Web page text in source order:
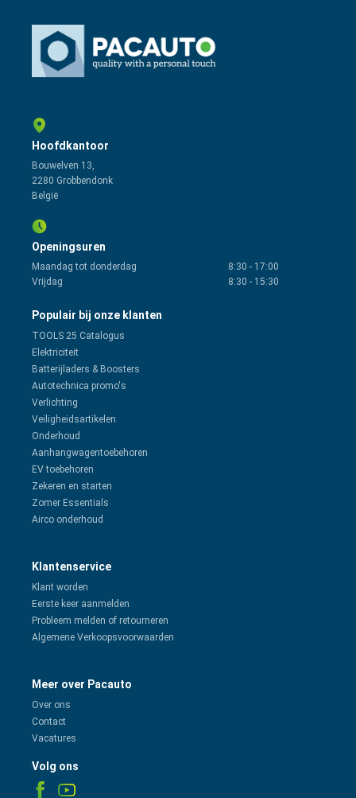
Hoofdkantoor
Bouwelven 13,
2280 Grobbendonk
België
Openingsuren
Maandag tot donderdag 8:30 - 17:00
Vrijdag
8:30 - 15:30
Populair bij onze klanten
TOOLS 25 Catalogus
Elektriciteit
Batterijladers & Boosters
Autotechnica promo's
Verlichting
Veiligheidsartikelen
Onderhoud
Aanhangwagentoebehoren
EV toebehoren
Zekeren en starten
Zomer Essentials
Airco onderhoud
Klantenservice
Klant worden
Eerste keer aanmelden
Probleem melden of retourneren
Algemene Verkoopsvoorwaarden
Meer over Pacauto
Over ons
Contact
Vacatures
Volg ons